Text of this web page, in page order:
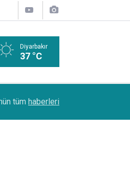
Diyarbakır
37 °C
asırlık serinliği: Tescilli Cizre
tüm haberleri